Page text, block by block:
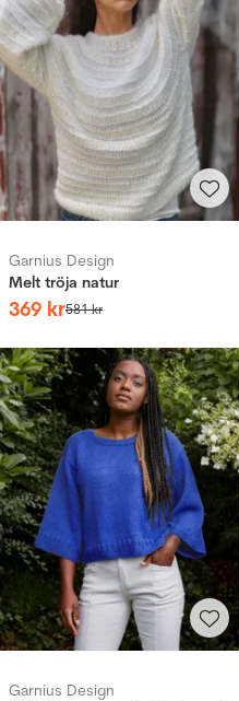
Garnius Design
Melt tröja natur
369 kr581kr
Garnius Design